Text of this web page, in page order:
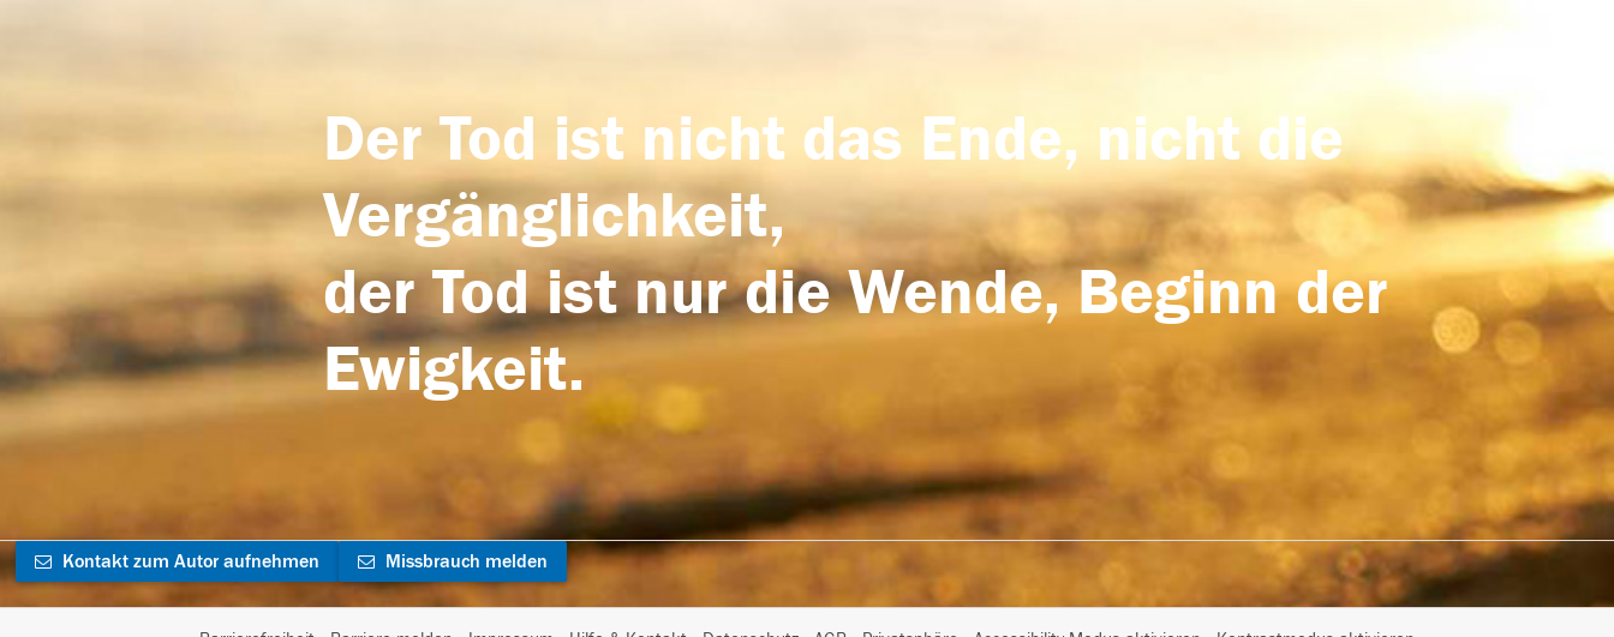
Der Tod ist nicht das Ende, nicht die
Vergänglichkeit,
der Tod ist nur die Wende, Beginn der
Ewigkeit.
Kontakt zum Autor aufnehmen Missbrauch melden